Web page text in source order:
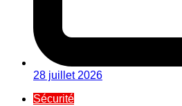
28 juillet 2026
Sécurité